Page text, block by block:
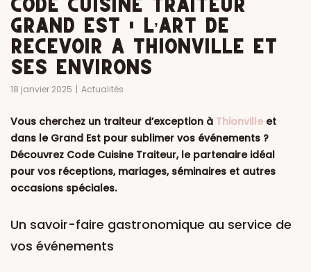
CODE CUISINE TRAITEUR
GRAND EST : L’ART DE
RECEVOIR À THIONVILLE ET
SES ENVIRONS
18 janvier 2025 Actualités
Vous cherchez un traiteur d’exception à Thionville et
dans le Grand Est pour sublimer vos événements ?
Découvrez Code Cuisine Traiteur, le partenaire idéal
pour vos réceptions, mariages, séminaires et autres
occasions spéciales.
Un savoir-faire gastronomique au service de
vos événements